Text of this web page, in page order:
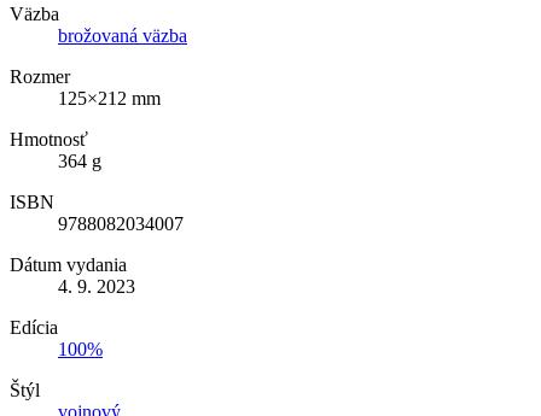
Väzba
brožovaná väzba
Rozmer
125×212 mm
Hmotnosť
364 g
ISBN
9788082034007
Dátum vydania
4. 9. 2023
Edícia
100%
Štýl
vojnový